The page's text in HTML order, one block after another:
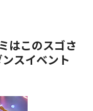
はこのスゴさ
スイベント